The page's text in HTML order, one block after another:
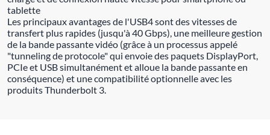
tablette
Les principaux avantages de l'USB4 sont des vitesses de
transfert plus rapides (jusqu'à 40 Gbps), une meilleure gestion
de la bande passante vidéo (grâce à un processus appelé
"tunneling de protocole" qui envoie des paquets DisplayPort,
PCIe et USB simultanément et alloue la bande passante en
conséquence) et une compatibilité optionnelle avec les
produits Thunderbolt 3.